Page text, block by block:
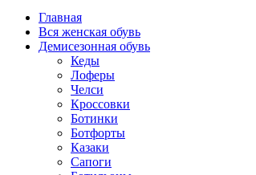
Главная
Вся женская обувь
Демисезонная обувь
Кеды
Лоферы
Челси
Кроссовки
Ботинки
Ботфорты
Казаки
Сапоги